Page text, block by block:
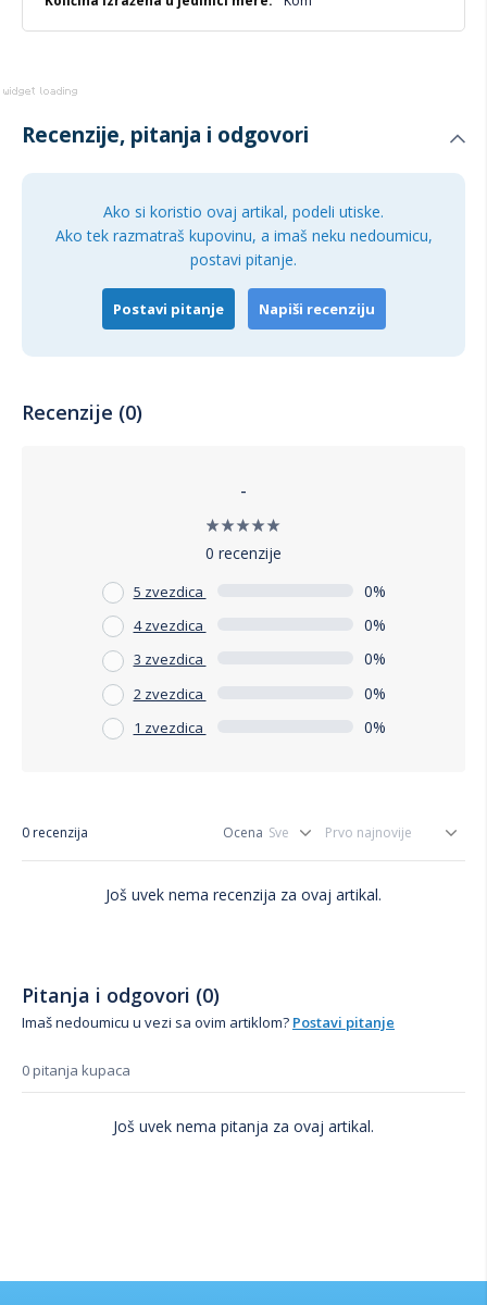
Recenzije, pitanja i odgovori
Ako si koristio ovaj artikal, podeli utiske.
Ako tek razmatraš kupovinu, a imaš neku nedoumicu,
postavi pitanje.
Postavi pitanje Napiši recenziju
Recenzije (0)
-
0 recenzije
5 zvezdica 0%
4 zvezdica 0%
3 zvezdica 0%
2 zvezdica 0%
1 zvezdica 0%
0 recenzija Ocena
Još uvek nema recenzija za ovaj artikal.
Pitanja i odgovori (0)
Imaš nedoumicu u vezi sa ovim artiklom? Postavi pitanje
0 pitanja kupaca
Još uvek nema pitanja za ovaj artikal.